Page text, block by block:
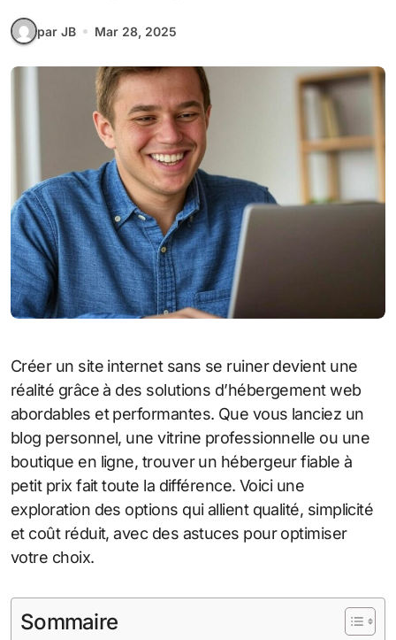
par JB Mar 28, 2025
Créer un site internet sans se ruiner devient une
réalité grâce à des solutions d’hébergement web
abordables et performantes. Que vous lanciez un
blog personnel, une vitrine professionnelle ou une
boutique en ligne, trouver un hébergeur fiable à
petit prix fait toute la différence. Voici une
exploration des options qui allient qualité, simplicité
et coût réduit, avec des astuces pour optimiser
votre choix.
Sommaire